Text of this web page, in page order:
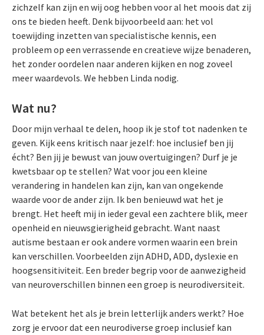
zichzelf kan zijn en wij oog hebben voor al het moois dat zij
ons te bieden heeft. Denk bijvoorbeeld aan: het vol
toewijding inzetten van specialistische kennis, een
probleem op een verrassende en creatieve wijze benaderen,
het zonder oordelen naar anderen kijken en nog zoveel
meer waardevols. We hebben Linda nodig.
Wat nu?
Door mijn verhaal te delen, hoop ik je stof tot nadenken te
geven. Kijk eens kritisch naar jezelf: hoe inclusief ben jij
écht? Ben jij je bewust van jouw overtuigingen? Durf je je
kwetsbaar op te stellen? Wat voor jou een kleine
verandering in handelen kan zijn, kan van ongekende
waarde voor de ander zijn. Ik ben benieuwd wat het je
brengt. Het heeft mij in ieder geval een zachtere blik, meer
openheid en nieuwsgierigheid gebracht. Want naast
autisme bestaan er ook andere vormen waarin een brein
kan verschillen. Voorbeelden zijn ADHD, ADD, dyslexie en
hoogsensitiviteit. Een breder begrip voor de aanwezigheid
van neuroverschillen binnen een groep is neurodiversiteit.
Wat betekent het als je brein letterlijk anders werkt? Hoe
zorg je ervoor dat een neurodiverse groep inclusief kan